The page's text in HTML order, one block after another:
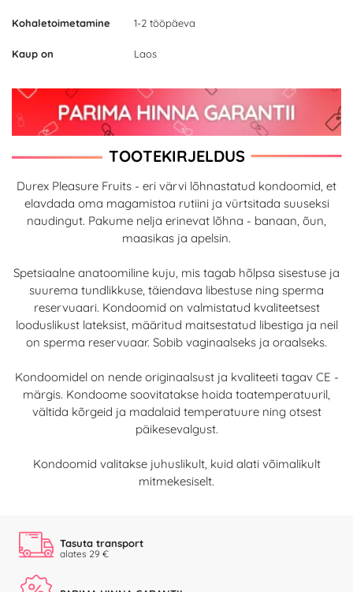
Kohaletoimetamine 1-2 tööpäeva
Kaup on Laos
TOOTEKIRJELDUS
Durex Pleasure Fruits - eri värvi lõhnastatud kondoomid, et
elavdada oma magamistoa rutiini ja vürtsitada suuseksi
naudingut. Pakume nelja erinevat lõhna - banaan, õun,
maasikas ja apelsin.
Spetsiaalne anatoomiline kuju, mis tagab hõlpsa sisestuse ja
suurema tundlikkuse, täiendava libestuse ning sperma
reservuaari. Kondoomid on valmistatud kvaliteetsest
looduslikust lateksist, määritud maitsestatud libestiga ja neil
on sperma reservuaar. Sobib vaginaalseks ja oraalseks.
Kondoomidel on nende originaalsust ja kvaliteeti tagav CE -
märgis. Kondoome soovitatakse hoida toatemperatuuril,
vältida kõrgeid ja madalaid temperatuure ning otsest
päikesevalgust.
Kondoomid valitakse juhuslikult, kuid alati võimalikult
mitmekesiselt.
Tasuta transport
alates 29 €